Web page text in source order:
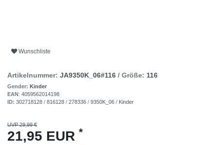
Wunschliste
Artikelnummer: JA9350K_06#116 / Größe: 116
Gender: Kinder
EAN: 4059562014198
ID: 302718128 / 816128 / 278336 / 9350K_06 / Kinder
UVP 29,99 €
21,95 EUR *